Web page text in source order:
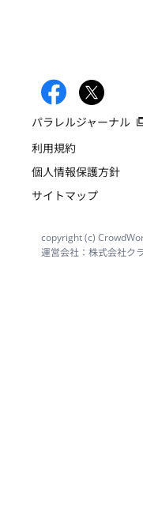
パラレルジャーナル
利用規約
個人情報保護方針
サイトマップ
copyright (c)
運営会社：株式会社ク